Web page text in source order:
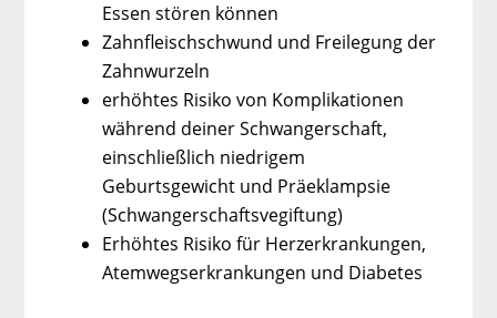
Essen stören können
Zahnfleischschwund und Freilegung der
Zahnwurzeln
erhöhtes Risiko von Komplikationen
während deiner Schwangerschaft,
einschließlich niedrigem
Geburtsgewicht und Präeklampsie
(Schwangerschaftsvegiftung)
Erhöhtes Risiko für Herzerkrankungen,
Atemwegserkrankungen und Diabetes